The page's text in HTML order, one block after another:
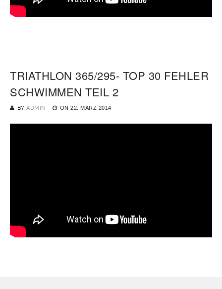
TRIATHLON 365/295- TOP 30 FEHLER
SCHWIMMEN TEIL 2
BY ADMIN ON 22. MÄRZ 2014